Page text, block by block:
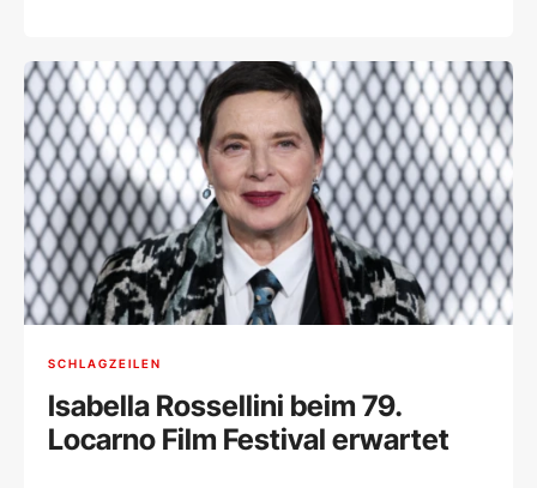
SCHLAGZEILEN
Isabella Rossellini beim 79.
Locarno Film Festival erwartet